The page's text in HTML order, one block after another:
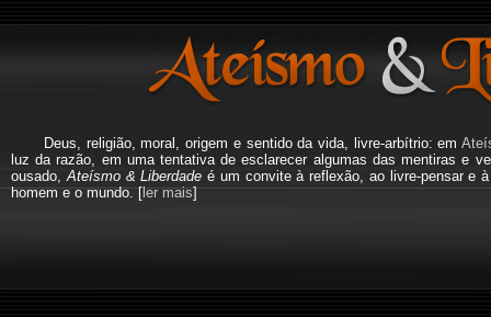
Deus, religião, moral, origem e sentido da vida, livre-arbítrio: em
luz da razão, em uma tentativa de esclarecer algumas das mentiras e
ousado, Ateísmo & Liberdade é um convite à reflexão, ao livre-pensar e
homem e o mundo. [ler mais]